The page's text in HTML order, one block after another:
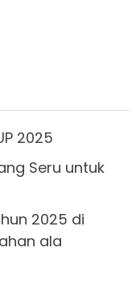
2025
Seru untuk
2025 di
ala